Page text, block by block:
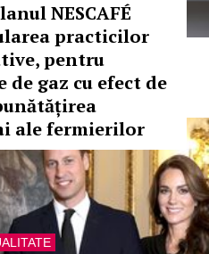
NESCAFÉ
practicilor
pentru
de gaz cu efect de
ale fermierilor